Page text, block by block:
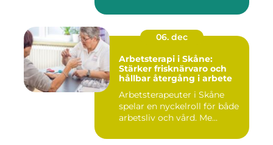
06. dec
Arbetsterapi i Skåne:
Stärker frisknärvaro och
hållbar återgång i arbete
Arbetsterapeuter i Skåne
spelar en nyckelroll för både
arbetsliv och vård. Me...